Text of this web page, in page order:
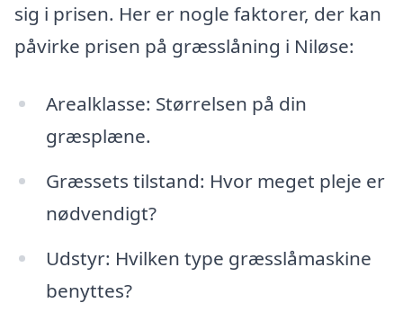
sig i prisen. Her er nogle faktorer, der kan
påvirke prisen på græsslåning i Niløse:
Arealklasse: Størrelsen på din
græsplæne.
Græssets tilstand: Hvor meget pleje er
nødvendigt?
Udstyr: Hvilken type græsslåmaskine
benyttes?